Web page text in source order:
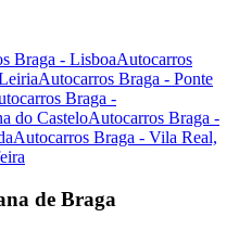
Braga - LisboaAutocarros
Autocarros Braga - Ponte
Braga -
do CasteloAutocarros Braga -
Autocarros Braga - Vila Real,
de Braga